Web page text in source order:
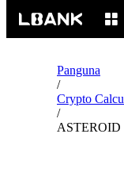
Panguna
/
Crypto
/
ASTEROID